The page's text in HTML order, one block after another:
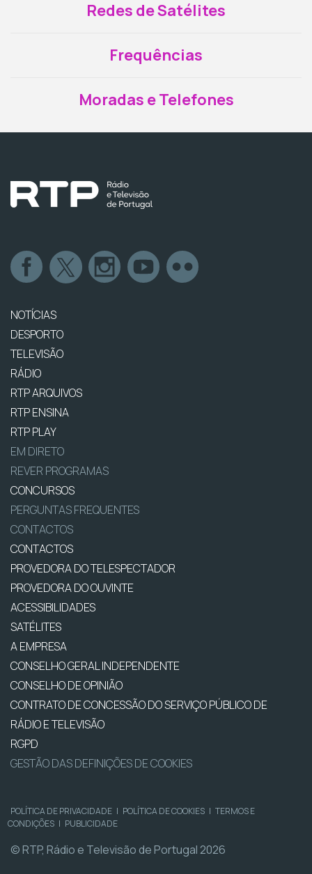
Redes de Satélites
Frequências
Moradas e Telefones
NOTÍCIAS
DESPORTO
TELEVISÃO
RÁDIO
RTP ARQUIVOS
RTP ENSINA
RTP PLAY
EM DIRETO
REVER PROGRAMAS
CONCURSOS
PERGUNTAS FREQUENTES
CONTACTOS
CONTACTOS
PROVEDORA DO TELESPECTADOR
PROVEDORA DO OUVINTE
ACESSIBILIDADES
SATÉLITES
A EMPRESA
CONSELHO GERAL INDEPENDENTE
CONSELHO DE OPINIÃO
CONTRATO DE CONCESSÃO DO SERVIÇO PÚBLICO DE
RÁDIO E TELEVISÃO
RGPD
GESTÃO DAS DEFINIÇÕES DE COOKIES
POLÍTICA DE PRIVACIDADE | POLÍTICA DE COOKIES | TERMOS E
CONDIÇÕES | PUBLICIDADE
© RTP, Rádio e Televisão de Portugal 2026